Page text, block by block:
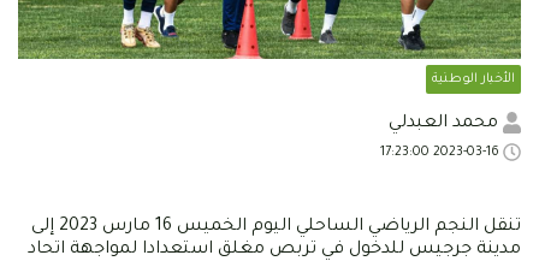
الأخبار الوطنية
محمد العبدلي
تنقل النجم الرياضي الساحلي اليوم الخميس 16 مارس 2023 إلى
مدينة جرجيس للدخول في تربص مغلق استعدادا لمواجهة اتحاد